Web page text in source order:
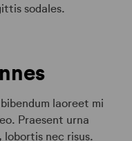
sodales.
laoreet mi
Praesent urna
lobortis nec risus.